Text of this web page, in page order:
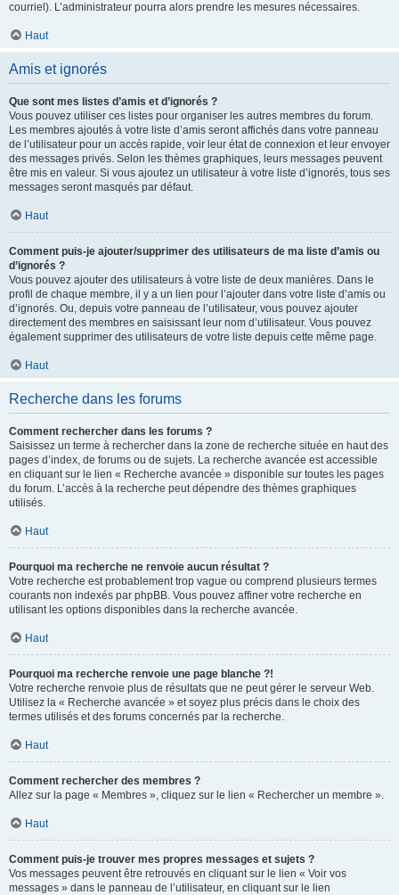
courriel). L’administrateur pourra alors prendre les mesures nécessaires.
Haut
Amis et ignorés
Que sont mes listes d’amis et d’ignorés ?
Vous pouvez utiliser ces listes pour organiser les autres membres du forum.
Les membres ajoutés à votre liste d’amis seront affichés dans votre panneau
de l’utilisateur pour un accès rapide, voir leur état de connexion et leur envoyer
des messages privés. Selon les thèmes graphiques, leurs messages peuvent
être mis en valeur. Si vous ajoutez un utilisateur à votre liste d’ignorés, tous ses
messages seront masqués par défaut.
Haut
Comment puis-je ajouter/supprimer des utilisateurs de ma liste d’amis ou
d’ignorés ?
Vous pouvez ajouter des utilisateurs à votre liste de deux manières. Dans le
profil de chaque membre, il y a un lien pour l’ajouter dans votre liste d’amis ou
d’ignorés. Ou, depuis votre panneau de l’utilisateur, vous pouvez ajouter
directement des membres en saisissant leur nom d’utilisateur. Vous pouvez
également supprimer des utilisateurs de votre liste depuis cette même page.
Haut
Recherche dans les forums
Comment rechercher dans les forums ?
Saisissez un terme à rechercher dans la zone de recherche située en haut des
pages d’index, de forums ou de sujets. La recherche avancée est accessible
en cliquant sur le lien « Recherche avancée » disponible sur toutes les pages
du forum. L’accès à la recherche peut dépendre des thèmes graphiques
utilisés.
Haut
Pourquoi ma recherche ne renvoie aucun résultat ?
Votre recherche est probablement trop vague ou comprend plusieurs termes
courants non indexés par phpBB. Vous pouvez affiner votre recherche en
utilisant les options disponibles dans la recherche avancée.
Haut
Pourquoi ma recherche renvoie une page blanche ?!
Votre recherche renvoie plus de résultats que ne peut gérer le serveur Web.
Utilisez la « Recherche avancée » et soyez plus précis dans le choix des
termes utilisés et des forums concernés par la recherche.
Haut
Comment rechercher des membres ?
Allez sur la page « Membres », cliquez sur le lien « Rechercher un membre ».
Haut
Comment puis-je trouver mes propres messages et sujets ?
Vos messages peuvent être retrouvés en cliquant sur le lien « Voir vos
messages » dans le panneau de l’utilisateur, en cliquant sur le lien